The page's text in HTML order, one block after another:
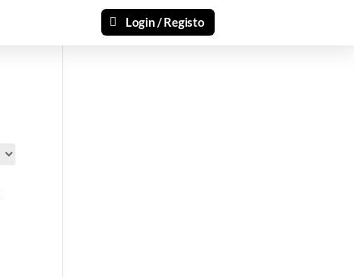
Login / Registo